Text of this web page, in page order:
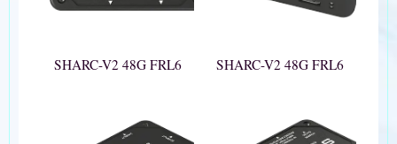
SHARC-V2 48G FRL6 SHARC-V2 48G FRL6